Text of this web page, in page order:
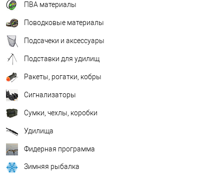
ПВА материалы
Поводковые материалы
Подсачеки и аксессуары
Подставки для удилищ
Ракеты, рогатки, кобры
Сигнализаторы
Сумки, чехлы, коробки
Удилища
Фидерная программа
Зимняя рыбалка